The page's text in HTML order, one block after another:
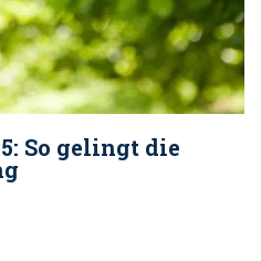
So gelingt die